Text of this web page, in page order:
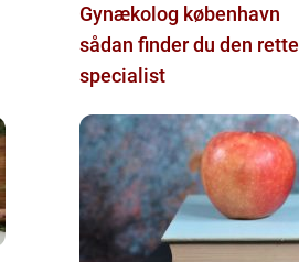
Gynækolog københavn
sådan finder du den rette
specialist